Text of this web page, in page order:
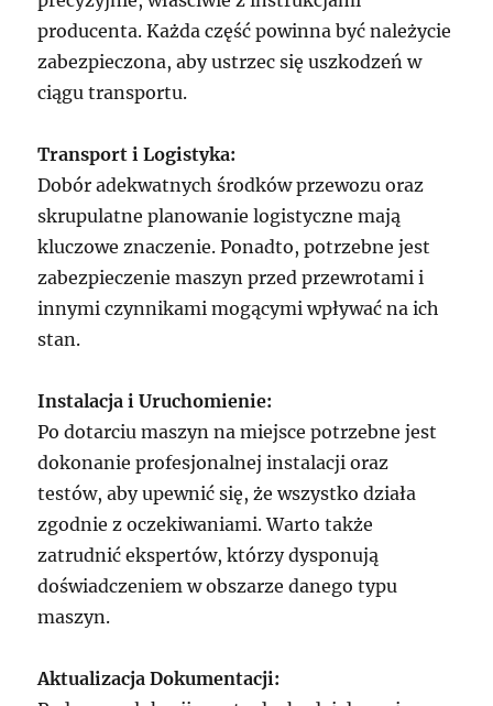
producenta. Każda część powinna być należycie
zabezpieczona, aby ustrzec się uszkodzeń w
ciągu transportu.
Transport i Logistyka:
Dobór adekwatnych środków przewozu oraz
skrupulatne planowanie logistyczne mają
kluczowe znaczenie. Ponadto, potrzebne jest
zabezpieczenie maszyn przed przewrotami i
innymi czynnikami mogącymi wpływać na ich
stan.
Instalacja i Uruchomienie:
Po dotarciu maszyn na miejsce potrzebne jest
dokonanie profesjonalnej instalacji oraz
testów, aby upewnić się, że wszystko działa
zgodnie z oczekiwaniami. Warto także
zatrudnić ekspertów, którzy dysponują
doświadczeniem w obszarze danego typu
maszyn.
Aktualizacja Dokumentacji: